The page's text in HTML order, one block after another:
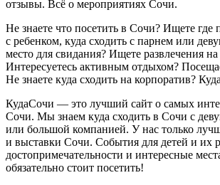
отзывы. Всё о мероприятиях Сочи.
Не знаете что посетить в Сочи? Ищете где
с ребенком, куда сходить с парнем или
место для свидания? Ищете развлечения
Интересуетесь активным отдыхом?
Не знаете куда сходить на корпоратив?
КудаСочи — это лучший сайт о самых
Сочи. Мы знаем куда сходить в Сочи с
или большой компанией. У нас только
и выставки Сочи. События для детей и их
достопримечательности и интересные
обязательно стоит посетить!